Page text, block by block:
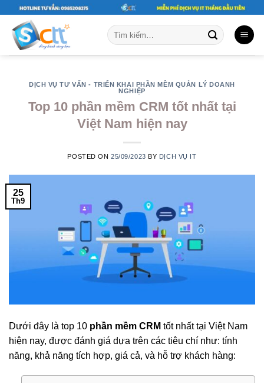
content
Tìm
kiếm:
DỊCH VỤ TƯ VẤN - TRIỂN KHAI PHẦN MỀM QUẢN LÝ DOANH
NGHIỆP
Top 10 phần mềm CRM tốt nhất tại
Việt Nam hiện nay
POSTED ON25/09/2023 BY DỊCH VỤ IT
25
Th9
Dưới đây là top 10 phần mềm CRM tốt nhất tại Việt Nam
hiện nay, được đánh giá dựa trên các tiêu chí như: tính
năng, khả năng tích hợp, giá cả, và hỗ trợ khách hàng: